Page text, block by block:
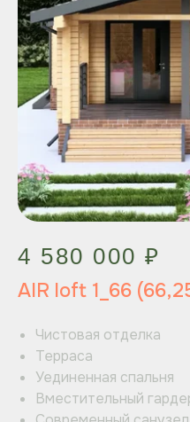
4 580 000 ₽
AIR loft 1_66
Чистовая отделка
Терраса
Уединенная спальня
Вместительный